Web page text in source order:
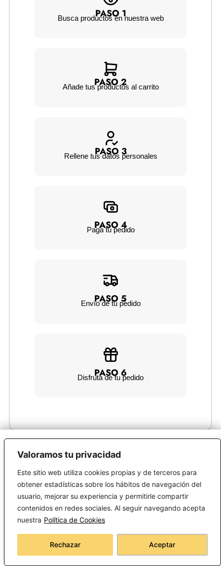
Valoramos tu privacidad
Este sitio web utiliza cookies propias y de terceros para
obtener estadísticas sobre los hábitos de navegación del
usuario, mejorar su experiencia y permitirle compartir
contenidos en redes sociales. Al seguir navegando acepta
nuestra Política de Cookies
Rechazar Aceptar
PASO 1
Busca productos en nuestra web
PASO 2
Añade tus productos al carrito
PASO 3
Rellene tus datos personales
PASO 4
Paga tu pedido
PASO 5
Envío de tu pedido
PASO 6
Disfruta de tu pedido
INFORMACIÓN
Política de Cookies
Política de privacidad